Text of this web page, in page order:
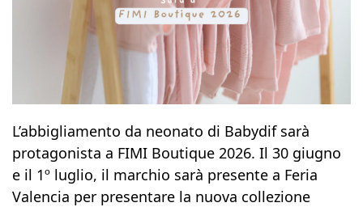
L’abbigliamento da neonato di Babydif sarà
protagonista a FIMI Boutique 2026. Il 30 giugno
e il 1º luglio, il marchio sarà presente a Feria
Valencia per presentare la nuova collezione